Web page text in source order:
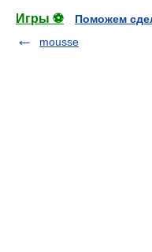
Игры ⚽
Поможем
mousse